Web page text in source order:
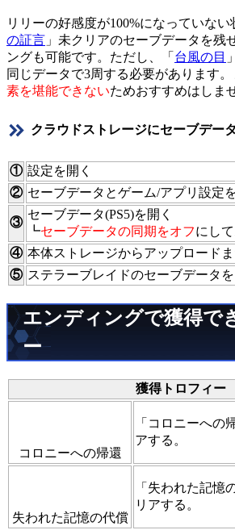
リリーの好感度が100%になっていない
の証言 」未クリアのセーブデータを残
ングも可能です。ただし、「 台風の目
同じデータで3周する必要があります。
素を堪能できないためおすすめはしま
クラウドストレージにセーブデー
① 設定を開く
② セーブデータとゲーム/アプリ設定
③
セーブデータ(PS5)を開く
┗セーブデータの同期をオフにして
④ 本体ストレージからアップロード
⑤ ステラーブレイドのセーブデータ
エンディングで獲得で
ー
獲得トロフィー
コロニーへの帰還
「コロニーへの
アする。
失われた記憶の代償
「失われた記憶
リアする。